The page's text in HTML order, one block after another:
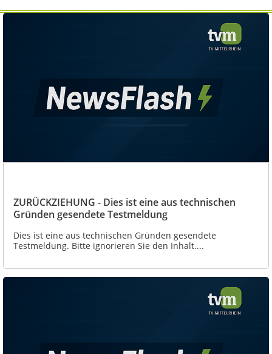
ZURÜCKZIEHUNG - Dies ist eine aus technischen
Gründen gesendete Testmeldung
Dies ist eine aus technischen Gründen gesendete
Testmeldung. Bitte ignorieren Sie den Inhalt....